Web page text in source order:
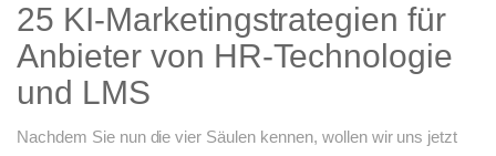
25 KI-Marketingstrategien für
Anbieter von HR-Technologie
und LMS
Nachdem Sie nun die vier Säulen kennen, wollen wir uns jetzt